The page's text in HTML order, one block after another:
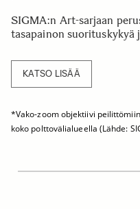
SIGMA:n Art-sarjaan
tasapainon suorituskykyä
KATSO LISÄÄ
*Vako-zoom objektiivi
koko polttovälialueella (Lähde: